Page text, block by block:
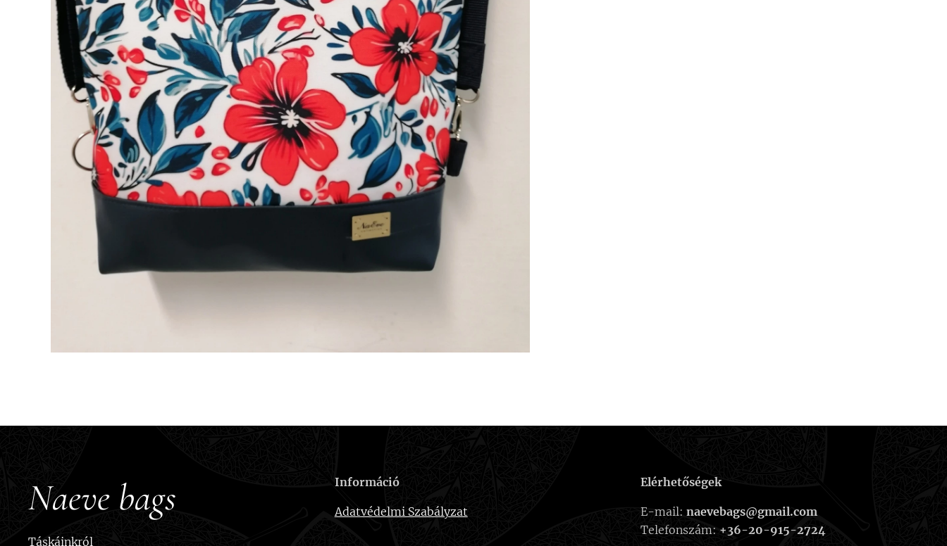
Naeve bags
Táskáinkról
Információ
Adatvédelmi Szabályzat
Elérhetőségek
E-mail:naevebags@gmail.com
Telefonszám: +36-20-915-2724